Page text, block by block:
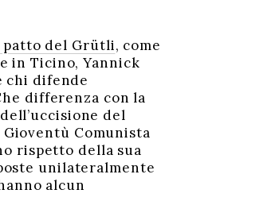
del Grütli, come
in Ticino, Yannick
chi difende
differenza con la
del
Comunista
rispetto della sua
unilateralmente
alcun